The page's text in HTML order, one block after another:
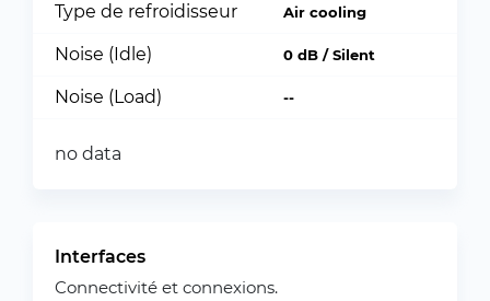
Type de refroidisseur Air cooling
Noise (Idle) 0 dB / Silent
Noise (Load) --
no data
Interfaces
Connectivité et connexions.